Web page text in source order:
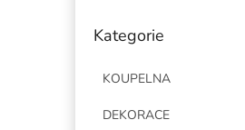
kategorie
Kategorie
KOUPELNA
DEKORACE